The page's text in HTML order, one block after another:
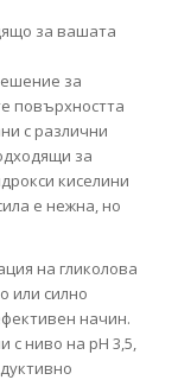
за вашата
за
повърхността
с различни
за
киселини
е нежна, но
на гликолова
или силно
начин.
с ниво на рН 3,5,